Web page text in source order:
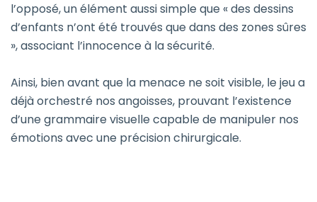
l’opposé, un élément aussi simple que « des dessins
d’enfants n’ont été trouvés que dans des zones sûres
», associant l’innocence à la sécurité.
Ainsi, bien avant que la menace ne soit visible, le jeu a
déjà orchestré nos angoisses, prouvant l’existence
d’une grammaire visuelle capable de manipuler nos
émotions avec une précision chirurgicale.